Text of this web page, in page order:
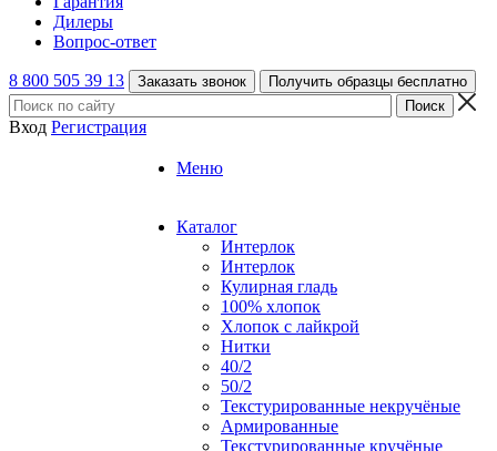
Дилеры
Вопрос-ответ
8 800 505 39 13 Заказать звонок Получить образцы бесплатно
Вход Регистрация
Меню
Каталог
Интерлок
Интерлок
Кулирная гладь
100% хлопок
Хлопок с лайкрой
Нитки
40/2
50/2
Текстурированные некручёные
Армированные
Текстурированные кручёные